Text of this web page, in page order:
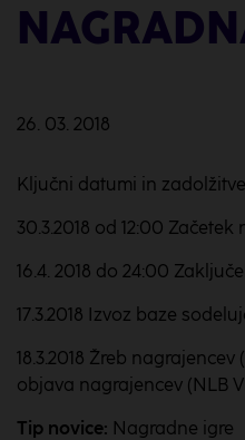
26. 03. 2018
Ključni datumi in
30.3.2018 od 12:00
16.4. 2018 do 24:00
17.3.2018 Izvoz baze
18.3.2018 Žreb
objava nagrajencev (NLB
Tip novice: Nagradne igre